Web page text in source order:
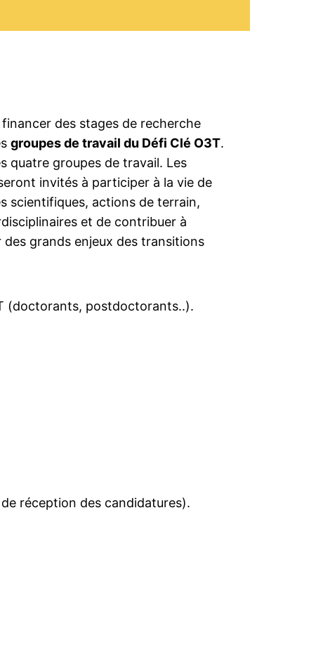
des stages de recherche
groupes de travail du Défi Clé O3T.
quatre groupes de travail. Les
invités à participer à la vie de
scientifiques, actions de terrain,
et de contribuer à
grands enjeux des transitions
(doctorants, postdoctorants..).
réception des candidatures).